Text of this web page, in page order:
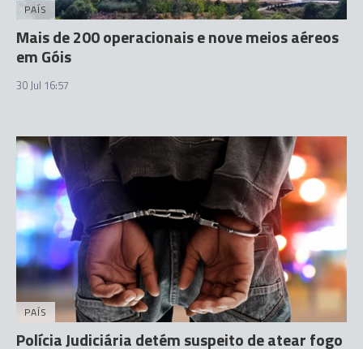
PAÍS
Mais de 200 operacionais e nove meios aéreos
em Góis
30 Jul 16:57
PAÍS
Polícia Judiciária detém suspeito de atear fogo